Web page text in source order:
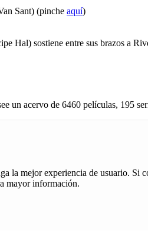
Sant) (pinche aquí)
Hal) sostiene entre sus brazos a
un acervo de 6460 películas, 195
la mejor experiencia de usuario. Si
mayor información.